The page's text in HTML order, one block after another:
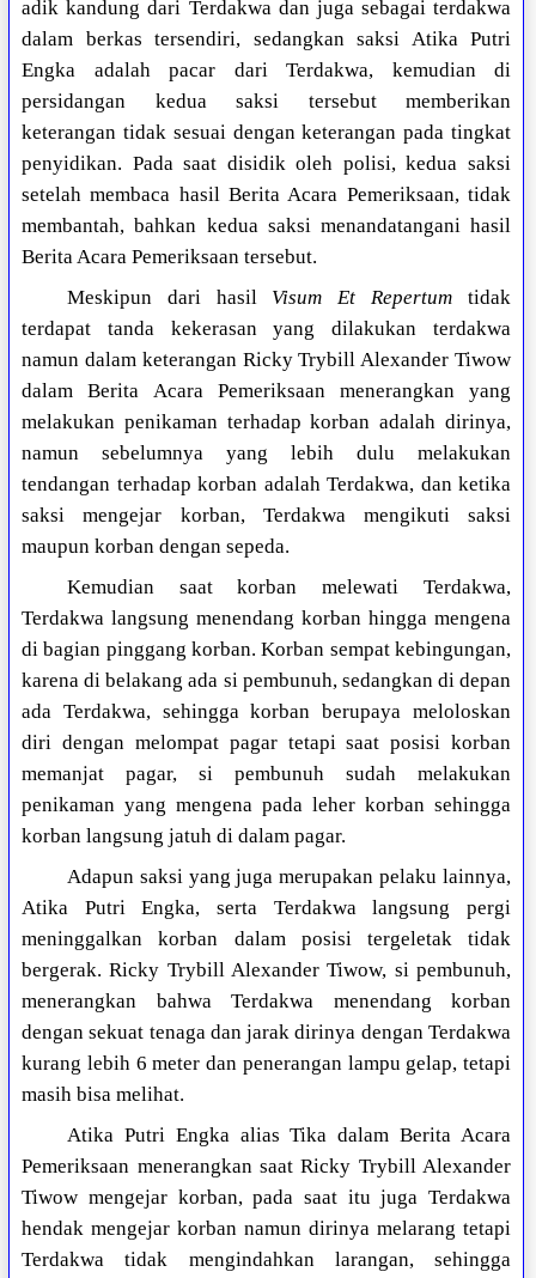
adik kandung dari Terdakwa dan juga sebagai terdakwa
dalam berkas tersendiri, sedangkan saksi Atika Putri
Engka adalah pacar dari Terdakwa, kemudian di
persidangan kedua saksi tersebut memberikan
keterangan tidak sesuai dengan keterangan pada tingkat
penyidikan. Pada saat disidik oleh polisi, kedua saksi
setelah membaca hasil Berita Acara Pemeriksaan, tidak
membantah, bahkan kedua saksi menandatangani hasil
Berita Acara Pemeriksaan tersebut.
Meskipun dari hasil Visum Et Repertum tidak
terdapat tanda kekerasan yang dilakukan terdakwa
namun dalam keterangan Ricky Trybill Alexander Tiwow
dalam Berita Acara Pemeriksaan menerangkan yang
melakukan penikaman terhadap korban adalah dirinya,
namun sebelumnya yang lebih dulu melakukan
tendangan terhadap korban adalah Terdakwa, dan ketika
saksi mengejar korban, Terdakwa mengikuti saksi
maupun korban dengan sepeda.
Kemudian saat korban melewati Terdakwa,
Terdakwa langsung menendang korban hingga mengena
di bagian pinggang korban. Korban sempat kebingungan,
karena di belakang ada si pembunuh, sedangkan di depan
ada Terdakwa, sehingga korban berupaya meloloskan
diri dengan melompat pagar tetapi saat posisi korban
memanjat pagar, si pembunuh sudah melakukan
penikaman yang mengena pada leher korban sehingga
korban langsung jatuh di dalam pagar.
Adapun saksi yang juga merupakan pelaku lainnya,
Atika Putri Engka, serta Terdakwa langsung pergi
meninggalkan korban dalam posisi tergeletak tidak
bergerak. Ricky Trybill Alexander Tiwow, si pembunuh,
menerangkan bahwa Terdakwa menendang korban
dengan sekuat tenaga dan jarak dirinya dengan Terdakwa
kurang lebih 6 meter dan penerangan lampu gelap, tetapi
masih bisa melihat.
Atika Putri Engka alias Tika dalam Berita Acara
Pemeriksaan menerangkan saat Ricky Trybill Alexander
Tiwow mengejar korban, pada saat itu juga Terdakwa
hendak mengejar korban namun dirinya melarang tetapi
Terdakwa tidak mengindahkan larangan, sehingga